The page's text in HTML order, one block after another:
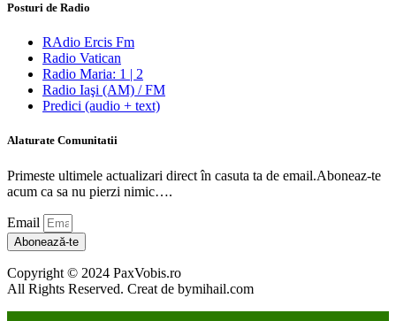
Posturi de Radio
RAdio Ercis Fm
Radio Vatican
Radio Maria: 1 | 2
Radio Iaşi (AM) / FM
Predici (audio + text)
Alaturate Comunitatii
Primeste ultimele actualizari direct în casuta ta de email.Aboneaz-te
acum ca sa nu pierzi nimic….
Email
Abonează-te
Copyright © 2024 PaxVobis.ro
All Rights Reserved. Creat de bymihail.com